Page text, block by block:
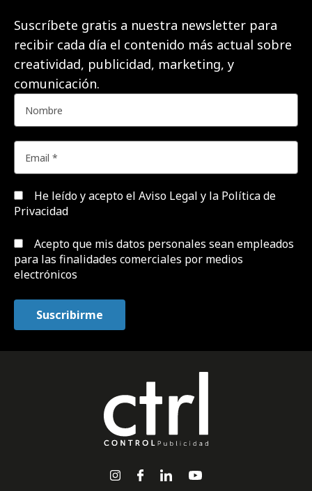
Suscríbete gratis a nuestra newsletter para
recibir cada día el contenido más actual sobre
creatividad, publicidad, marketing, y
comunicación.
He leído y acepto el Aviso Legal y la Política de
Privacidad
Acepto que mis datos personales sean empleados
para las finalidades comerciales por medios
electrónicos